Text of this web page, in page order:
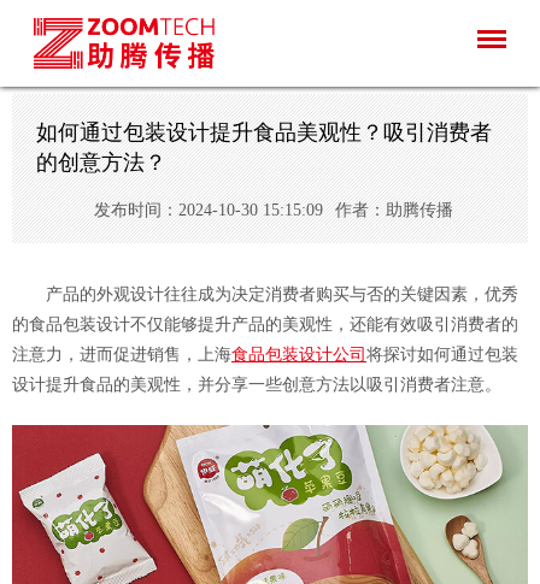
如何通过包装设计提升食品美观性？吸引消费者
的创意方法？
发布时间：2024-10-30 15:15:09 作者：助腾传播
产品的外观设计往往成为决定消费者购买与否的关键因素，优秀
的食品包装设计不仅能够提升产品的美观性，还能有效吸引消费者的
注意力，进而促进销售，上海食品包装设计公司 将探讨如何通过包装
设计提升食品的美观性，并分享一些创意方法以吸引消费者注意。